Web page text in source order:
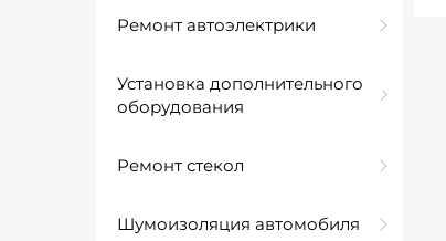
Ремонт автоэлектрики
Установка дополнительного
оборудования
Ремонт стекол
Шумоизоляция автомобиля